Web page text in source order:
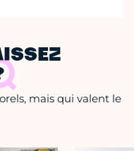
mais qui valent le